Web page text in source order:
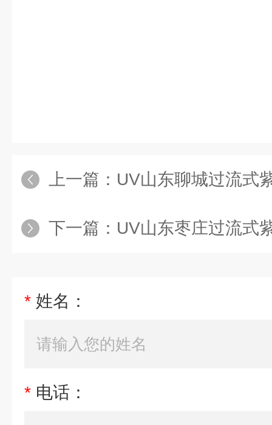
上一篇： UV山东聊城过流式
下一篇： UV山东枣庄过流式
* 姓名：
* 电话：